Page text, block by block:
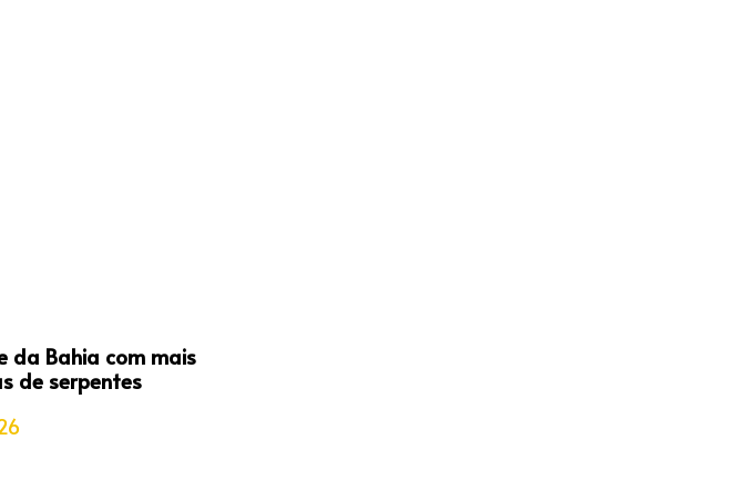
da Bahia com mais
de serpentes